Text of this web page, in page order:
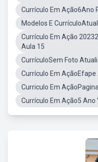
Currículo Em Ação6Ano
Modelos E
Currículo Em Ação
Aula 15
CurrículoSem Foto
Currículo Em
Curriculo Em
Currículo Em Ação5